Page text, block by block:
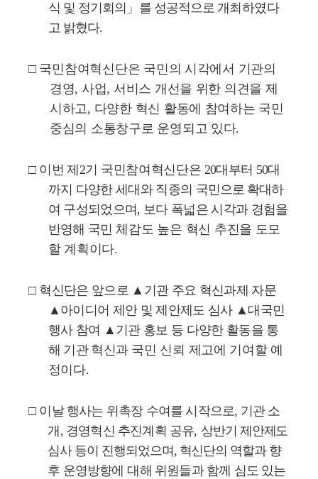
식 및 정기회의 」 를 성공적으로 개최하였다
고 밝혔다.
□ 국민참여혁신단은 국민의 시각에서 기관의
경영, 사업, 서비스 개선을 위한 의견을 제
시하고, 다양한 혁신 활동에 참여하는 국민
중심의 소통창구로 운영되고 있다.
□ 이번 제 2기 국민참여혁신단은 20대부터 50대
까지 다양한 세대와 직종의 국민으로 확대하
여 구성되었으며 , 보다 폭넓은 시각과 경험을
반영해 국민 체감도 높은 혁신 추진을 도모
할 계획이다.
□ 혁신단은 앞으로 ▲ 기관 주요 혁신과제 자문
▲ 아이디어 제안 및 제안제도 심사 ▲ 대국민
행사 참여 ▲ 기관 홍보 등 다양한 활동을 통
해 기관 혁신과 국민 신뢰 제고에 기여할 예
정이다.
□ 이날 행사는 위촉장 수여를 시작으로, 기관 소
개 , 경영혁신 추진계획 공유, 상반기 제안제도
심사 등이 진행되었으며 , 혁신단의 역할과 향
후 운영방향에 대해 위원들과 함께 심도 있는